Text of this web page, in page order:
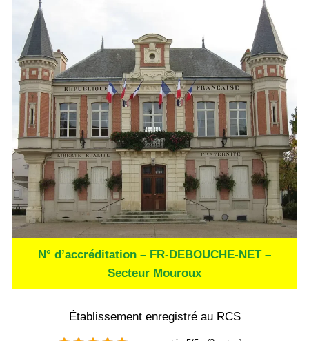
N° d’accréditation – FR-DEBOUCHE-NET –
Secteur Mouroux
Établissement enregistré au RCS